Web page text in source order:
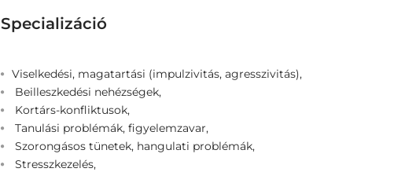
Specializáció
Viselkedési, magatartási (impulzivitás, agresszivitás),
Beilleszkedési nehézségek,
Kortárs-konfliktusok,
Tanulási problémák, figyelemzavar,
Szorongásos tünetek, hangulati problémák,
Stresszkezelés,